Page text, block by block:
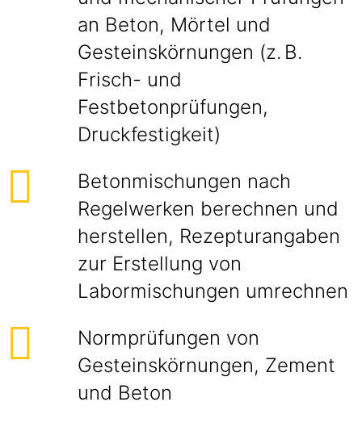
an Beton, Mörtel und
Gesteinskörnungen (z. B.
Frisch- und
Festbetonprüfungen,
Druckfestigkeit)
Betonmischungen nach
Regelwerken berechnen und
herstellen, Rezepturangaben
zur Erstellung von
Labormischungen umrechnen
Normprüfungen von
Gesteinskörnungen, Zement
und Beton